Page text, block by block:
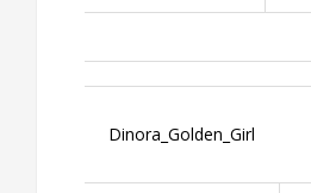
Dinora_Golden_Girl